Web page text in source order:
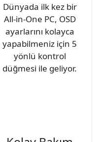
Dünyada ilk kez bir
All-in-One PC, OSD
ayarlarını kolayca
yapabilmeniz için 5
yönlü kontrol
düğmesi ile geliyor.